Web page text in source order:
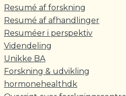
Resumé af forskning
Resumé af afhandlinger
Resuméer i perspektiv
Videndeling
Unikke BA
Forskning & udvikling
hormonehealthdk